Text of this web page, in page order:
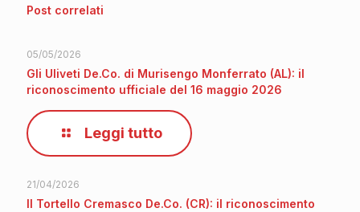
Post correlati
05/05/2026
Gli Uliveti De.Co. di Murisengo Monferrato (AL): il
riconoscimento ufficiale del 16 maggio 2026
Leggi tutto
21/04/2026
Il Tortello Cremasco De.Co. (CR): il riconoscimento